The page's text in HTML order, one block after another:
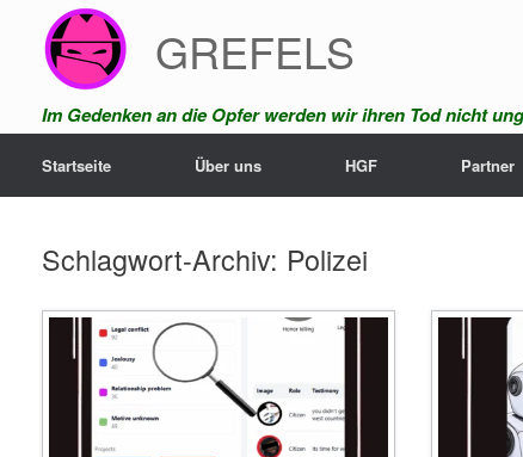
springen
GREFELS
Im Gedenken an die Opfer werden wir ihren Tod nicht
Startseite Über uns HGF Partner
Schlagwort-Archiv: Polizei